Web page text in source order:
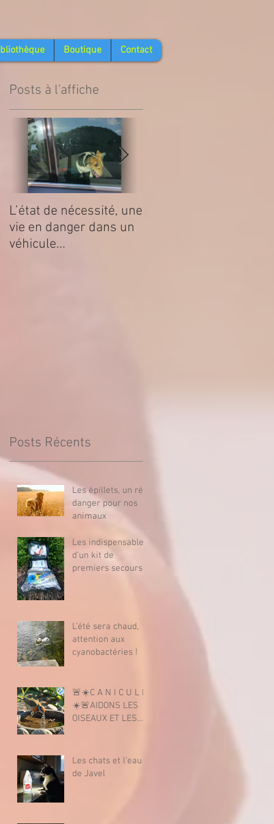
Boutique Contact
Posts à l'affiche
L’état de nécessité, une
vie en danger dans un
véhicule...
Posts Récents
Les épillets, un réel
danger pour nos
animaux
Les indispensables
d’un kit de
premiers secours
L’été sera chaud,
attention aux
cyanobactéries !
🚨☀️C A N I C U L E
☀️🚨AIDONS LES
OISEAUX ET LES
Les chats et l’eau
de Javel